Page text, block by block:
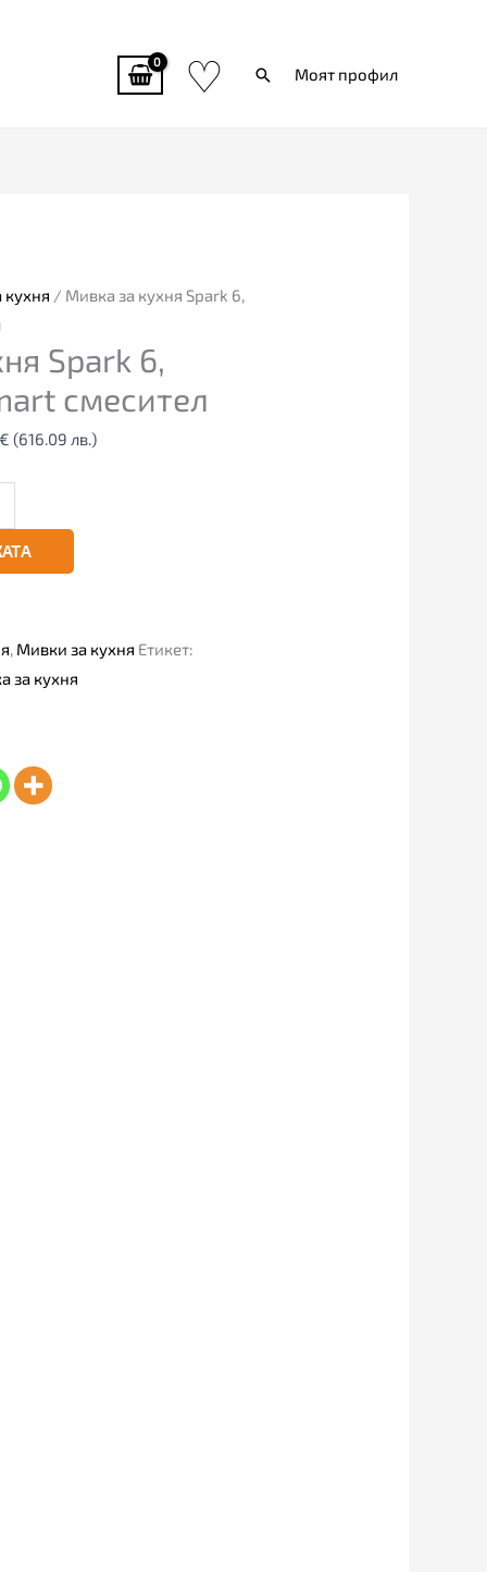
♡ ТърсиМоят профил
кухня / Мивка за кухня Spark 6,
Spark 6,
смесител
€ (616.09 лв.)
315.00€
лв.).
, Мивки за кухня Етикет:
за кухня